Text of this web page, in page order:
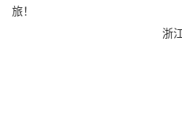
旅！
浙